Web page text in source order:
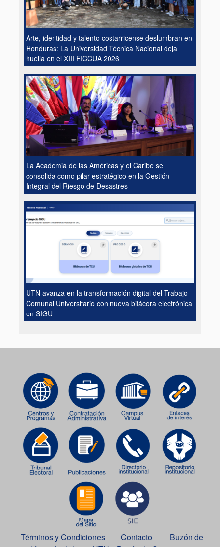
Arte, identidad y talento costarricense deslumbran en
Honduras: La Universidad Técnica Nacional deja
huella en el XIII FICCUA 2026
La Academia de las Américas y el Caribe se
consolida como pilar estratégico en la Gestión
Integral del Riesgo de Desastres
UTN avanza en la transformación digital del Trabajo
Comunal Universitario con nueva bitácora electrónica
en SIGU
Términos y Condiciones Contacto
Buzón de